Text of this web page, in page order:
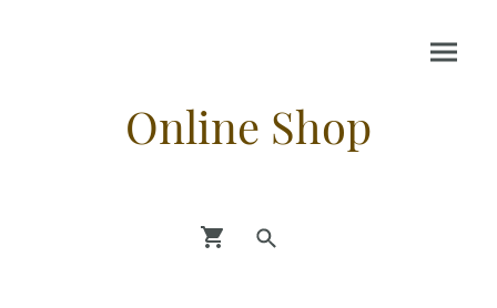
Online Shop